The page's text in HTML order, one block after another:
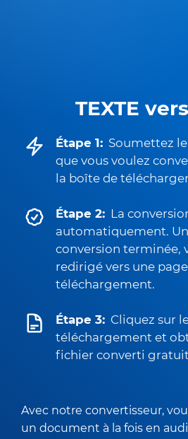
TEXTE
Étape 1: Soumettez
que vous voulez
la boîte de
Étape 2: La
automatiquement.
conversion terminée,
redirigé vers une
téléchargement.
Étape 3: Cliquez sur
téléchargement et
fichier converti
Avec notre convertisseur,
un document à la fois en